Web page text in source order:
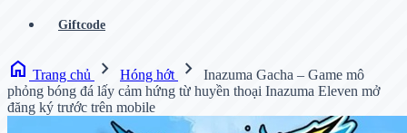
Giftcode
home Trang chủ chevron_right Hóng hớt chevron_right
Inazuma Gacha – Game mô
phỏng bóng đá lấy cảm hứng từ huyền thoại Inazuma Eleven mở
đăng ký trước trên mobile